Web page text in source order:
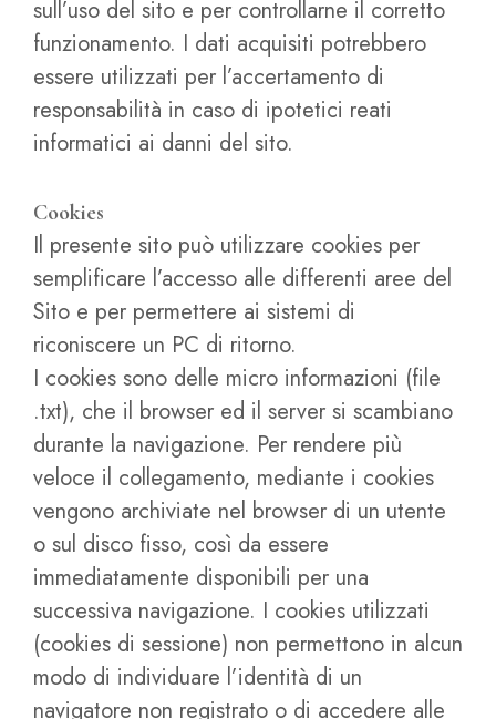
sull’uso del sito e per controllarne il corretto
funzionamento. I dati acquisiti potrebbero
essere utilizzati per l’accertamento di
responsabilità in caso di ipotetici reati
informatici ai danni del sito.
Cookies
Il presente sito può utilizzare cookies per
semplificare l’accesso alle differenti aree del
Sito e per permettere ai sistemi di
riconiscere un PC di ritorno.
I cookies sono delle micro informazioni (file
.txt), che il browser ed il server si scambiano
durante la navigazione. Per rendere più
veloce il collegamento, mediante i cookies
vengono archiviate nel browser di un utente
o sul disco fisso, così da essere
immediatamente disponibili per una
successiva navigazione. I cookies utilizzati
(cookies di sessione) non permettono in alcun
modo di individuare l’identità di un
navigatore non registrato o di accedere alle